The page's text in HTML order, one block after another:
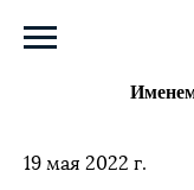
19 мая 2022 г.